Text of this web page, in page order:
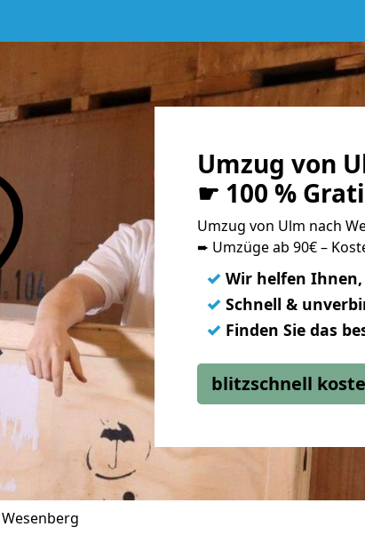
Umzug von
☛ 100 %
Umzug von Ulm nach
➨ Umzüge ab 90€ –
✓ Wir helfen
✓ Schnell &
✓ Finden Sie das
blitzschnell